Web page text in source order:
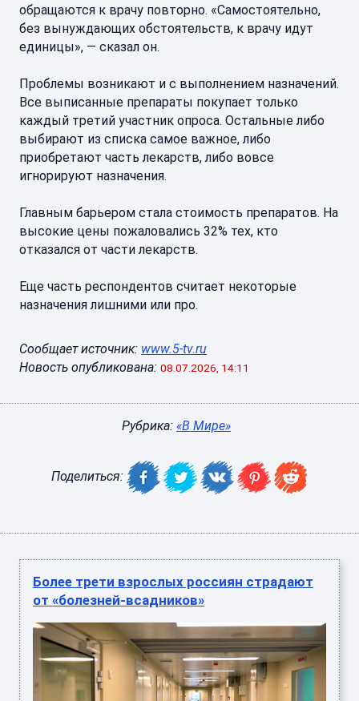
обращаются к врачу повторно. «Самостоятельно,
без вынуждающих обстоятельств, к врачу идут
единицы», — сказал он.
Проблемы возникают и с выполнением назначений.
Все выписанные препараты покупает только
каждый третий участник опроса. Остальные либо
выбирают из списка самое важное, либо
приобретают часть лекарств, либо вовсе
игнорируют назначения.
Главным барьером стала стоимость препаратов. На
высокие цены пожаловались 32% тех, кто
отказался от части лекарств.
Еще часть респондентов считает некоторые
назначения лишними или про.
Сообщает источник: www.5-tv.ru
Новость опубликована: 08.07.2026, 14:11
Рубрика: «В Мире»
Поделиться:
Более трети взрослых россиян страдают
от «болезней-всадников»